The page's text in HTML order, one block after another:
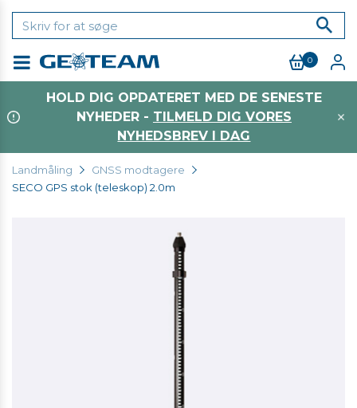
0
HOLD DIG OPDATERET MED DE SENESTE
NYHEDER - TILMELD DIG VORES
NYHEDSBREV I DAG
Landmåling
GNSS modtagere
SECO GPS stok (teleskop) 2.0m